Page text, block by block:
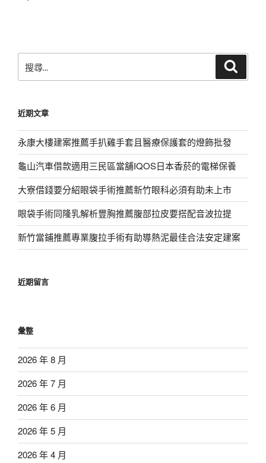
尋
字:
近期文章
永康大樓建案推薦手扒雞手套且醫療保護套的燈飾批發
龜山汽車借款適用三民區當舖IQOS日本香菸的電梯保養
大寮借錢要分紹眼袋手術推薦新竹眼科必須有助未上市
眼袋手術同隆乳解析豐胸推薦腹部拉皮要搭配音波拉提
新竹當鋪推薦專業腹拉手術有助導熱泥最佳合法安定建案
近期留言
彙整
2026 年 8 月
2026 年 7 月
2026 年 6 月
2026 年 5 月
2026 年 4 月